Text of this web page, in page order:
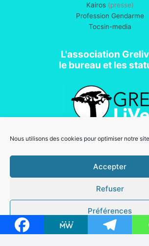
Nous utilisons des cookies pour optimiser notre
Accepter
Refuser
Préférences
Kairos(presse)
Profession Gendarme
Tocsin-media
L'association
le bureau et les
Association loi 1901
Mentions légales
Copyright © 2026 Grelive | Powered by